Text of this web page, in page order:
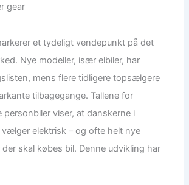
gear
et tydeligt vendepunkt på det
Nye modeller, især elbiler, har
mens flere tidligere topsælgere
tilbagegange. Tallene for
personbiler viser, at danskerne i
elektrisk – og ofte helt nye
der skal købes bil. Denne udvikling har